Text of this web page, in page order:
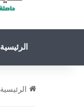
الرئيسية
الرئيسية